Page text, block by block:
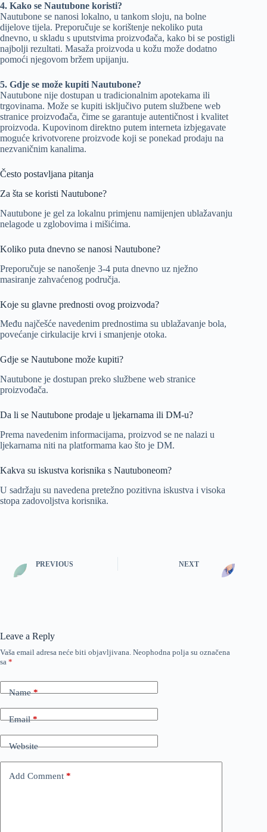
4. Kako se Nautubone koristi?
Nautubone se nanosi lokalno, u tankom sloju, na bolne
dijelove tijela. Preporučuje se korištenje nekoliko puta
dnevno, u skladu s uputstvima proizvođača, kako bi se postigli
najbolji rezultati. Masaža proizvoda u kožu može dodatno
pomoći njegovom bržem upijanju.
5. Gdje se može kupiti Nautubone?
Nautubone nije dostupan u tradicionalnim apotekama ili
trgovinama. Može se kupiti isključivo putem službene web
stranice proizvođača, čime se garantuje autentičnost i kvalitet
proizvoda. Kupovinom direktno putem interneta izbjegavate
moguće krivotvorene proizvode koji se ponekad prodaju na
nezvaničnim kanalima.
Često postavljana pitanja
Za šta se koristi Nautubone?
Nautubone je gel za lokalnu primjenu namijenjen ublažavanju
nelagode u zglobovima i mišićima.
Koliko puta dnevno se nanosi Nautubone?
Preporučuje se nanošenje 3-4 puta dnevno uz nježno
masiranje zahvaćenog područja.
Koje su glavne prednosti ovog proizvoda?
Među najčešće navedenim prednostima su ublažavanje bola,
povećanje cirkulacije krvi i smanjenje otoka.
Gdje se Nautubone može kupiti?
Nautubone je dostupan preko službene web stranice
proizvođača.
Da li se Nautubone prodaje u ljekarnama ili DM-u?
Prema navedenim informacijama, proizvod se ne nalazi u
ljekarnama niti na platformama kao što je DM.
Kakva su iskustva korisnika s Nautuboneom?
U sadržaju su navedena pretežno pozitivna iskustva i visoka
stopa zadovoljstva korisnika.
PREVIOUS NEXT
Leave a Reply
Vaša email adresa neće biti objavljivana. Neophodna polja su označena
sa *
Name*
Email*
Website
Add Comment *